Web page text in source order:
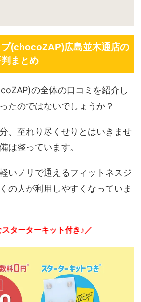
プ(chocoZAP)広島並木通店の
まとめ
の全体の口コミを紹介し
たのではないでしょうか？
、至れり尽くせりとはいきませ
は整っています。
いノリで通えるフィットネスジ
の人が利用しやすくなっていま
スターターキット付き♪／